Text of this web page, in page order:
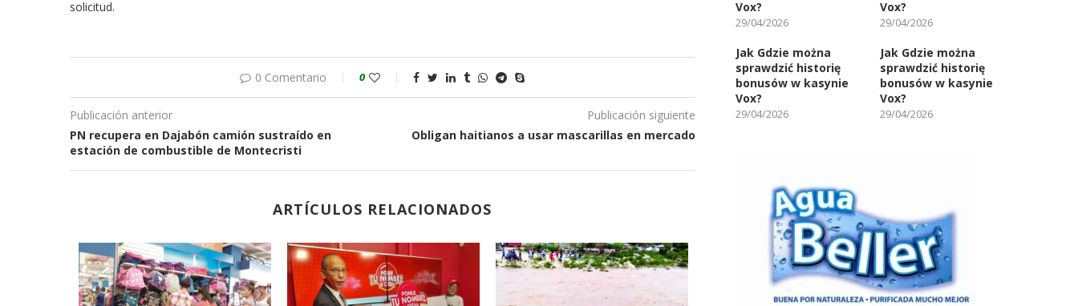
solicitud.
0 Comentario 0
Publicación anterior
PN recupera en Dajabón camión sustraído en
estación de combustible de Montecristi
Publicación siguiente
Obligan haitianos a usar mascarillas en mercado
ARTÍCULOS RELACIONADOS
Vox?
29/04/2026
Vox?
29/04/2026
Jak Gdzie można
sprawdzić historię
bonusów w kasynie
Vox?
29/04/2026
Jak Gdzie można
sprawdzić historię
bonusów w kasynie
Vox?
29/04/2026